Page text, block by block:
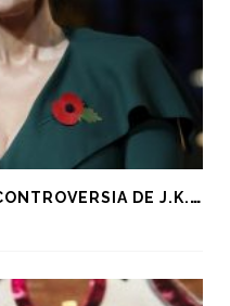
C
ONFLICTOS Y LEYES: LA CONTROVERSIA DE J.K. ROWLING Y LA NUEVA LEY EN ESCOCIA